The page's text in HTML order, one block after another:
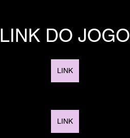
LINK DO JOGO
LINK
LINK